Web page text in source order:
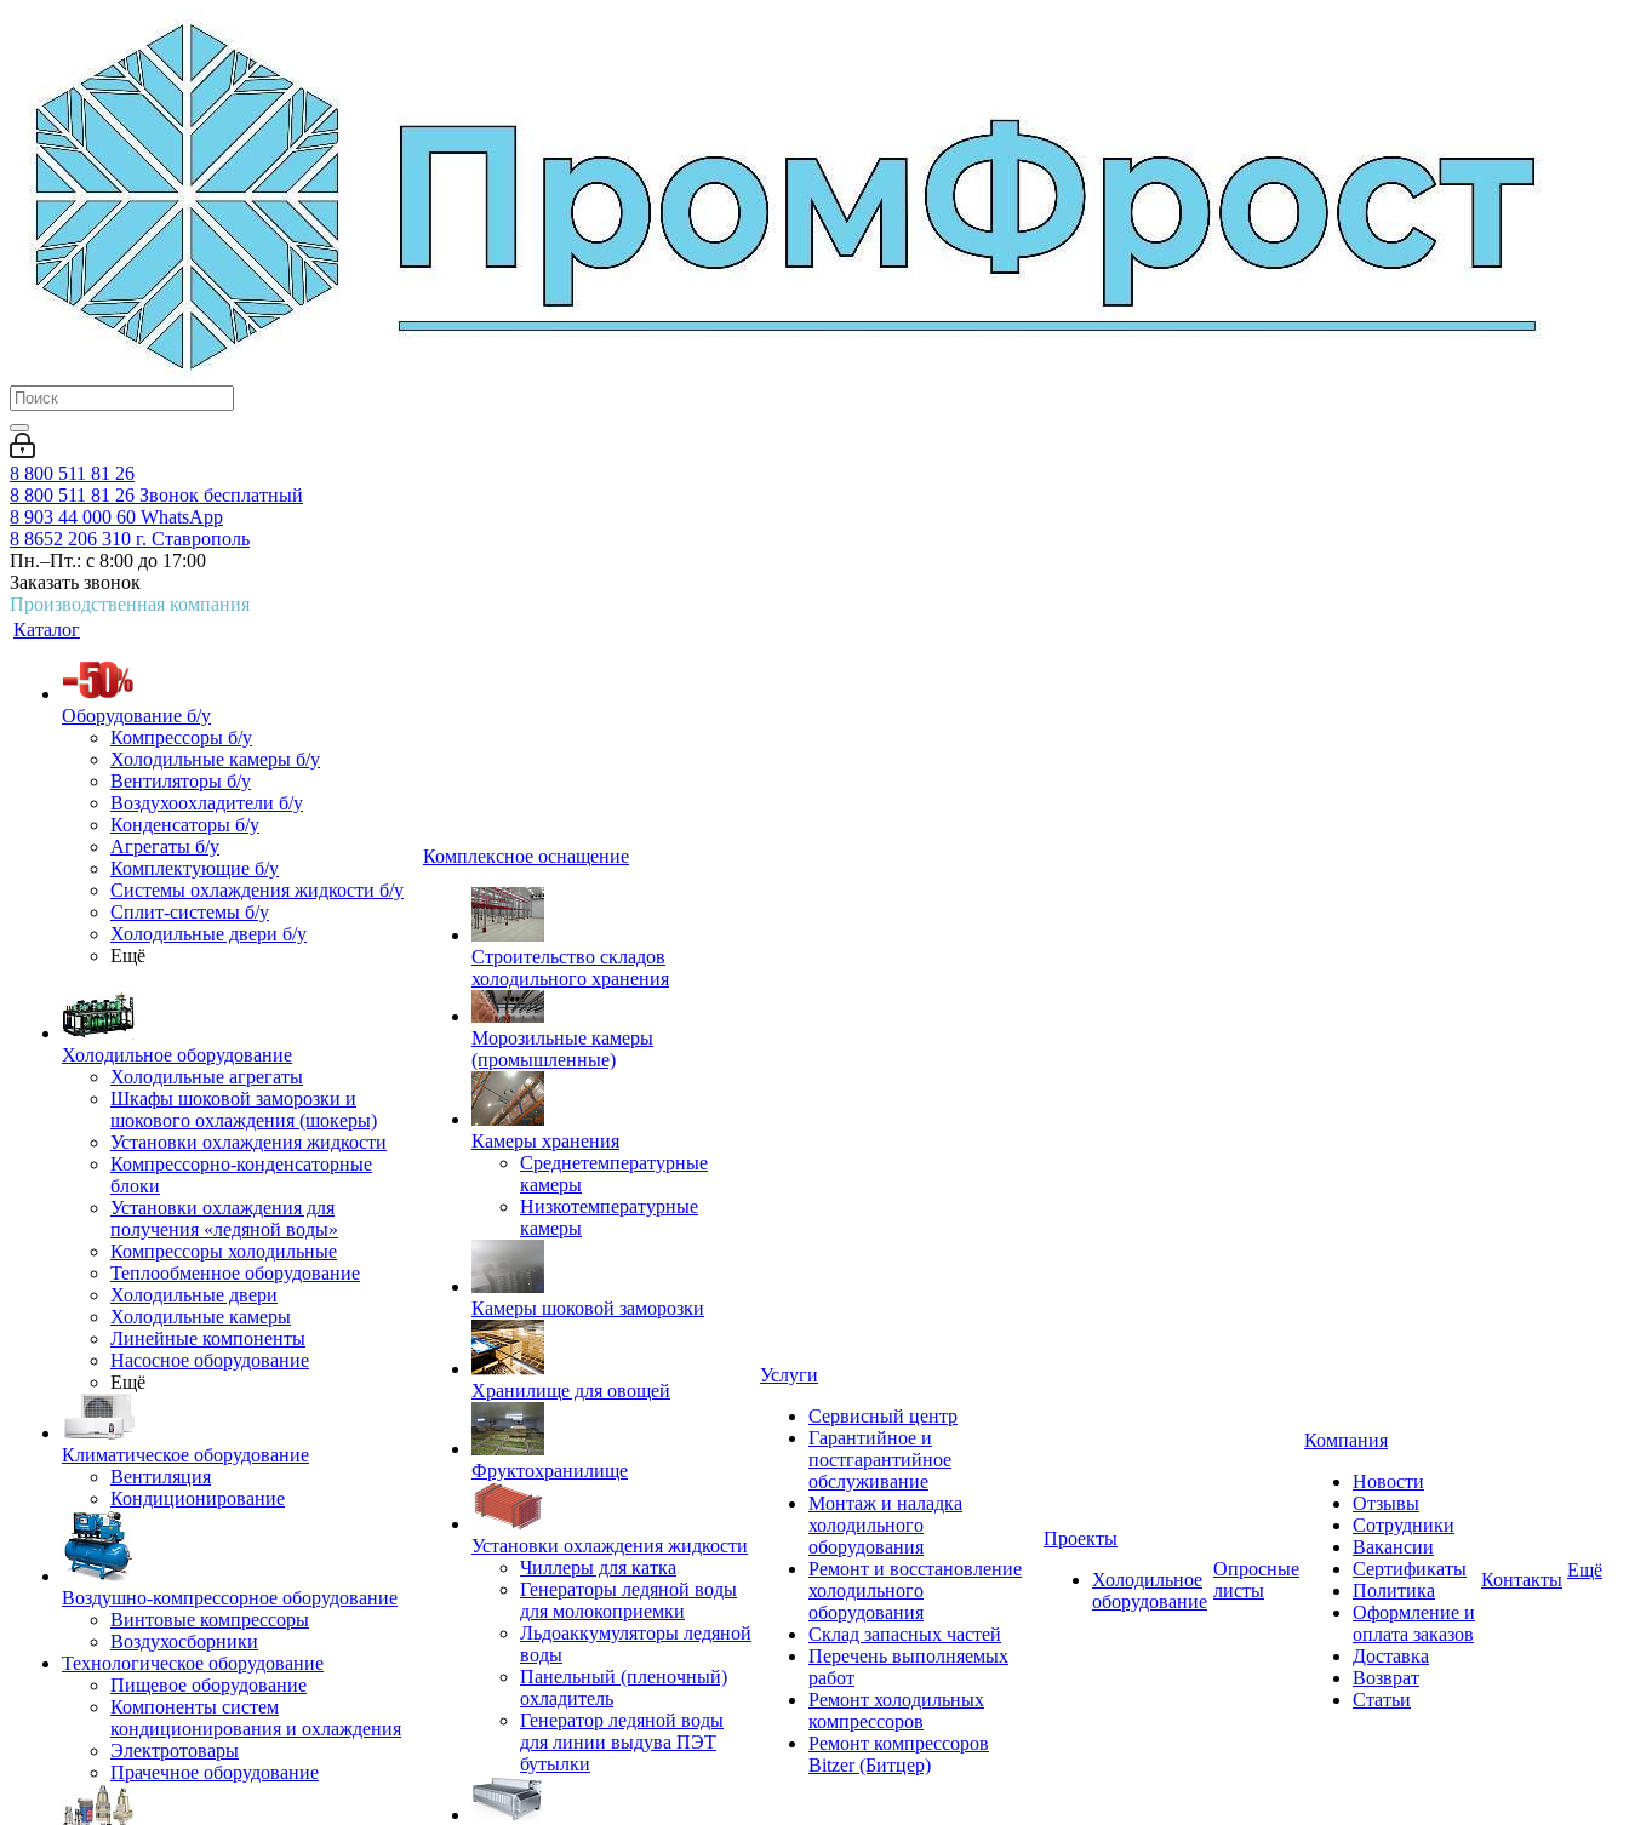
8 800 511 81 26
8 800 511 81 26 Звонок бесплатный
8 903 44 000 60 WhatsАpp
8 8652 206 310 г. Ставрополь
Пн.–Пт.: с 8:00 до 17:00
Заказать звонок
Производственная компания
Каталог
Оборудование б/у
Компрессоры б/у
Холодильные камеры б/у
Вентиляторы б/у
Воздухоохладители б/у
Конденсаторы б/у
Агрегаты б/у
Комплектующие б/у
Системы охлаждения жидкости б/у
Сплит-системы б/у
Холодильные двери б/у
Ещё
Холодильное оборудование
Холодильные агрегаты
Шкафы шоковой заморозки и
шокового охлаждения (шокеры)
Установки охлаждения жидкости
Компрессорно-конденсаторные
блоки
Установки охлаждения для
получения «ледяной воды»
Компрессоры холодильные
Теплообменное оборудование
Холодильные двери
Холодильные камеры
Линейные компоненты
Насосное оборудование
Ещё
Климатическое оборудование
Вентиляция
Кондиционирование
Воздушно-компрессорное оборудование
Винтовые компрессоры
Воздухосборники
Технологическое оборудование
Пищевое оборудование
Компоненты систем
кондиционирования и охлаждения
Электротовары
Прачечное оборудование
Комплексное оснащение
Строительство складов
холодильного хранения
Морозильные камеры
(промышленные)
Камеры хранения
Среднетемпературные
камеры
Низкотемпературные
камеры
Камеры шоковой заморозки
Хранилище для овощей
Фруктохранилище
Установки охлаждения жидкости
Чиллеры для катка
Генераторы ледяной воды
для молокоприемки
Льдоаккумуляторы ледяной
воды
Панельный (пленочный)
охладитель
Генератор ледяной воды
для линии выдува ПЭТ
бутылки
Услуги
Сервисный центр
Гарантийное и
постгарантийное
обслуживание
Монтаж и наладка
холодильного
оборудования
Ремонт и восстановление
холодильного
оборудования
Склад запасных частей
Перечень выполняемых
работ
Ремонт холодильных
компрессоров
Ремонт компрессоров
Bitzer (Битцер)
Проекты
Холодильное
оборудование
Опросные
листы
Компания
Новости
Отзывы
Сотрудники
Вакансии
Сертификаты
Политика
Оформление и
оплата заказов
Доставка
Возврат
Статьи
Контакты Ещё